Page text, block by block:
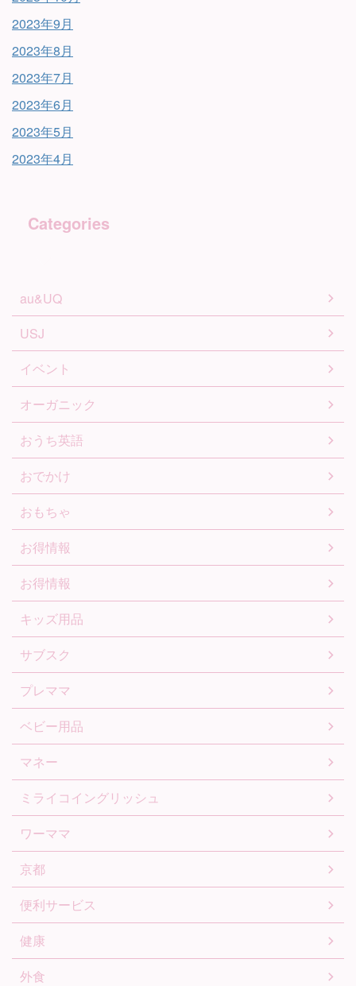
2023年9月
2023年8月
2023年7月
2023年6月
2023年5月
2023年4月
Categories
au&UQ
USJ
イベント
オーガニック
おうち英語
おでかけ
おもちゃ
お得情報
お得情報
キッズ用品
サブスク
プレママ
ベビー用品
マネー
ミライコイングリッシュ
ワーママ
京都
便利サービス
健康
外食